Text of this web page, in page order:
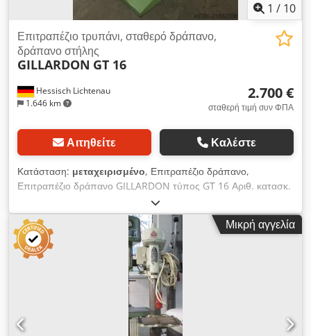
1 / 10
Hessisch Lichtenau
1.646 km
Επιτραπέζιο τρυπάνι, σταθερό δράπανο,
δράπανο στήλης
GILLARDON GT 16
2.700 €
σταθερή τιμή συν ΦΠΑ
Αιτηθείτε Καλέστε
Κατάσταση: μεταχειρισμένο, Επιτραπέζιο δράπανο,
Επιτραπέζιο δράπανο GILLARDON τύπος GT 16 Αριθ. κατασκ.
Έτος κατασκευής περ. 1985 Ικανότητα διάτρησης 16 mm
Υποδοχή ατράκτου MK 2 Ταχύτητα ατράκτου 300 έως 3000
στροφ/λεπτό Πρόβολος 250 mm Διαδρομή πινόλας 140 mm
Διαστάσεις τραπεζιού 400 x 400 mm Ύψος τραπεζιού 850 mm
Απόσταση άτρακτος–επιφάνεια τραπεζιού μέγιστο 680 mm
Dedpfoy N Duwsx Apaekr Διάμετρος κολώνας 105 mm Ισχύς
κινητήρα 0,75 kW Σύνδεση δικτύου 380 Volt, 50 Hz - Ταχύτητα
άτρακτου μέσω μεταβλητού ιμάντα και 2 σταδίων σφήνας -
Ρύθμιση ύψους κεφαλής διάτρησης με χειροστρόφαλο περ.
430 mm - Φωτιστικό σύστημα - Ντουλάπι βάσης με πόρτα -
Μικρή αγγελία